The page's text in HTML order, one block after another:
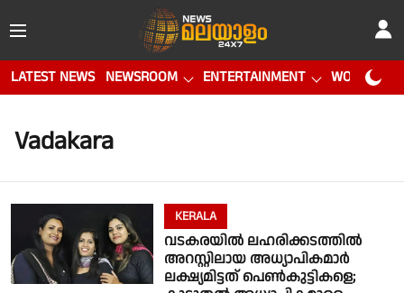
LATEST NEWS NEWSROOM ENTERTAINMENT WORLD CUP
Vadakara
KERALA
വടകരയിൽ ലഹരിക്കടത്തിൽ
അറസ്റ്റിലായ അധ്യാപികമാർ
ലക്ഷ്യമിട്ടത് പെൺകുട്ടികളെ;